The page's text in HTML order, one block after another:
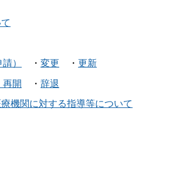
） ・ 変更 ・ 更新
再開 ・ 辞退
機関に対する指導等について